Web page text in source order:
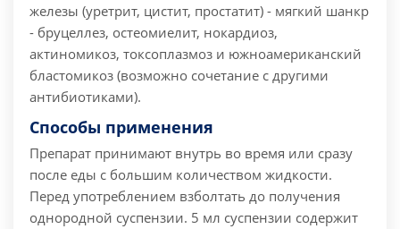
железы (уретрит, цистит, простатит) - мягкий шанкр
- бруцеллез, остеомиелит, нокардиоз,
актиномикоз, токсоплазмоз и южноамериканский
бластомикоз (возможно сочетание с другими
антибиотиками).
Способы применения
Препарат принимают внутрь во время или сразу
после еды с большим количеством жидкости.
Перед употреблением взболтать до получения
однородной суспензии. 5 мл суспензии содержит